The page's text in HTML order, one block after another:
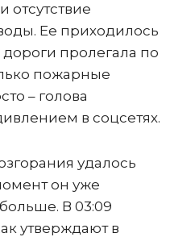
отсутствие
Ее приходилось
пролегала по
пожарные
– голова
в соцсетях.
удалось
он уже
В 03:09
утверждают в